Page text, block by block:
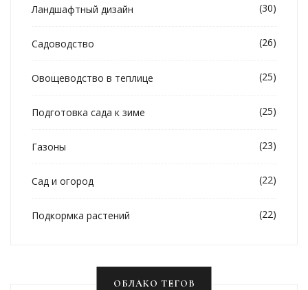
Ландшафтный дизайн (30)
Садоводство (26)
Овощеводство в теплице (25)
Подготовка сада к зиме (25)
Газоны (23)
Сад и огород (22)
Подкормка растений (22)
ОБЛАКО ТЕГОВ